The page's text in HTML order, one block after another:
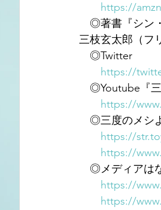
https://
◎著書『シン
三枝玄太郎（フ
◎Twitter
https://
◎Youtube『三
https://
◎三度のメシ
https://
https://
◎メディアは
https://
https://